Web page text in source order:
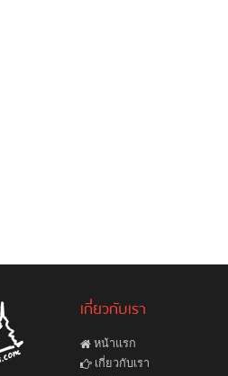
เกี่ยวกับเรา
หน้าแรก
เกี่ยวกับเรา